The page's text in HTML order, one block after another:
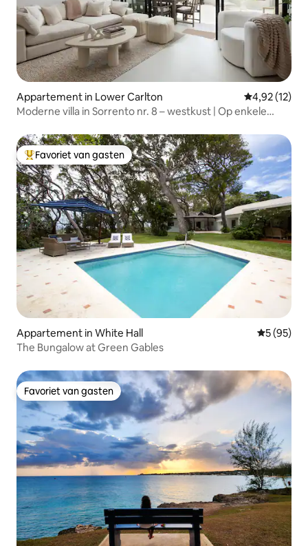
Appartement in Lower Carlton Gemiddelde
4,92 (12)
Moderne villa in Sorrento nr. 8 – westkust | Op enkele
Topfavoriet van gasten
Favoriet van gasten
Appartement in White Hall
5 (95)
The Bungalow at Green Gables
Favoriet van gasten
Favoriet van gasten